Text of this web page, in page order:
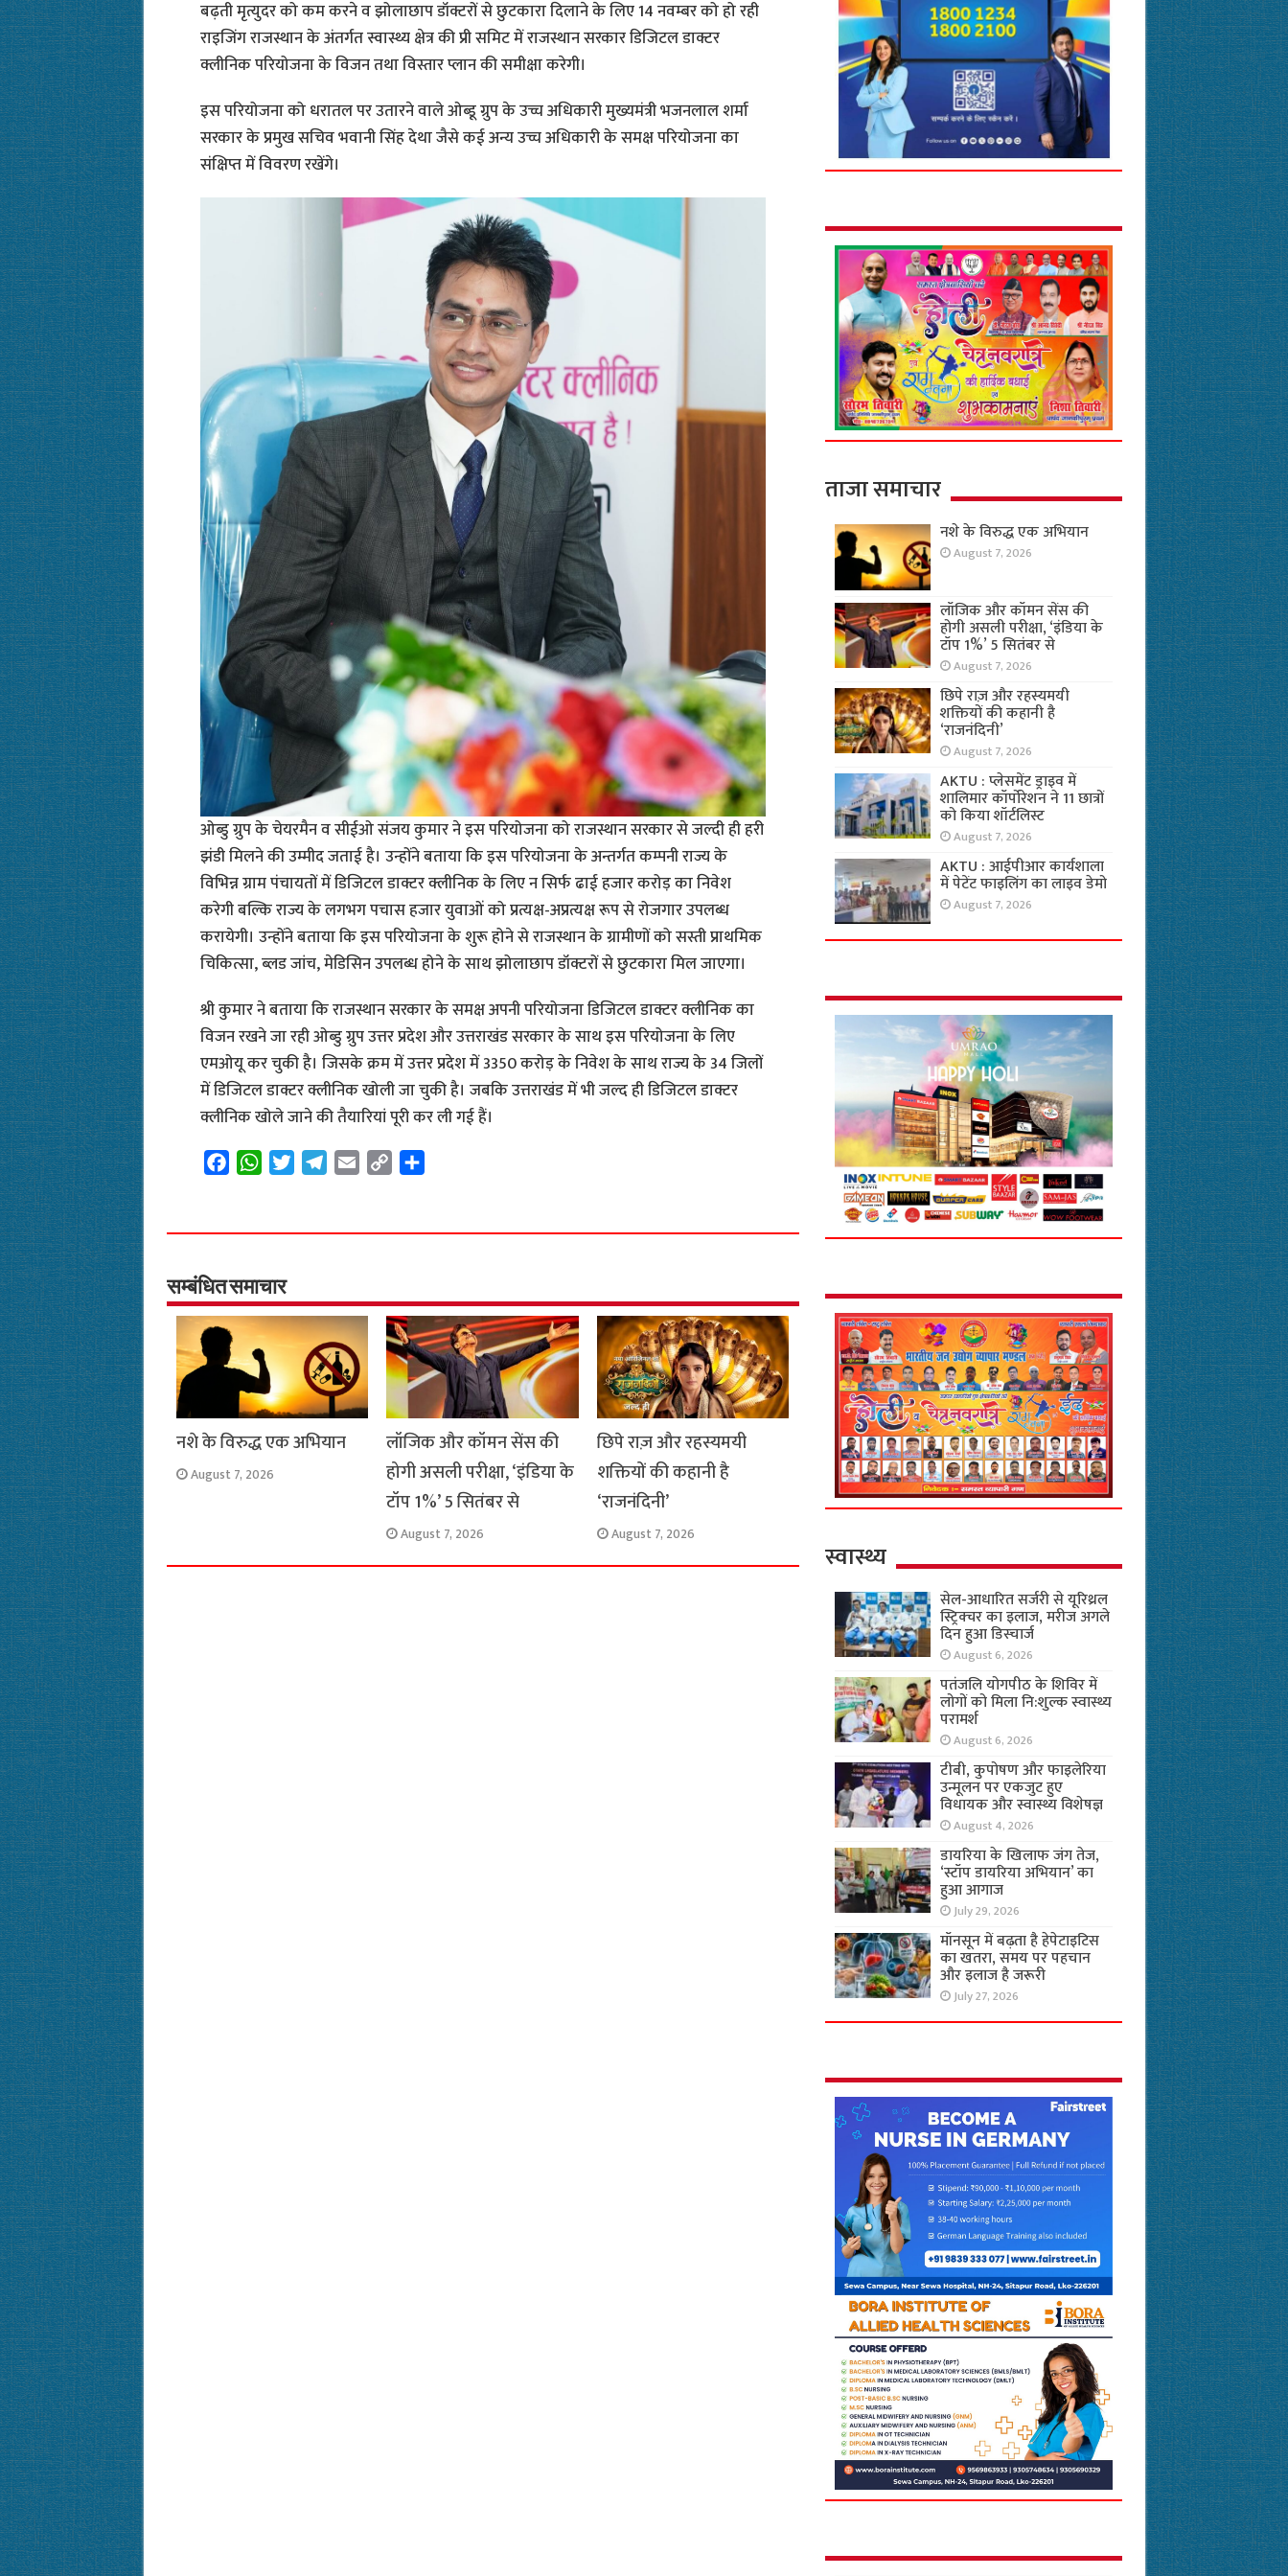
बढ़ती मृत्युदर को कम करने व झोलाछाप डॉक्टरों से छुटकारा दिलाने के लिए 14 नवम्बर को हो रही
राइजिंग राजस्थान के अंतर्गत स्वास्थ्य क्षेत्र की प्री समिट में राजस्थान सरकार डिजिटल डाक्टर
क्लीनिक परियोजना के विजन तथा विस्तार प्लान की समीक्षा करेगी।
इस परियोजना को धरातल पर उतारने वाले ओब्डू ग्रुप के उच्च अधिकारी मुख्यमंत्री भजनलाल शर्मा
सरकार के प्रमुख सचिव भवानी सिंह देथा जैसे कई अन्य उच्च अधिकारी के समक्ष परियोजना का
संक्षिप्त में विवरण रखेंगे।
ओब्डु ग्रुप के चेयरमैन व सीईओ संजय कुमार ने इस परियोजना को राजस्थान सरकार से जल्दी ही हरी
झंडी मिलने की उम्मीद जताई है। उन्होंने बताया कि इस परियोजना के अन्तर्गत कम्पनी राज्य के
विभिन्न ग्राम पंचायतों में डिजिटल डाक्टर क्लीनिक के लिए न सिर्फ ढाई हजार करोड़ का निवेश
करेगी बल्कि राज्य के लगभग पचास हजार युवाओं को प्रत्यक्ष-अप्रत्यक्ष रूप से रोजगार उपलब्ध
करायेगी। उन्होंने बताया कि इस परियोजना के शुरू होने से राजस्थान के ग्रामीणों को सस्ती प्राथमिक
चिकित्सा, ब्लड जांच, मेडिसिन उपलब्ध होने के साथ झोलाछाप डॉक्टरों से छुटकारा मिल जाएगा।
श्री कुमार ने बताया कि राजस्थान सरकार के समक्ष अपनी परियोजना डिजिटल डाक्टर क्लीनिक का
विजन रखने जा रही ओब्डु ग्रुप उत्तर प्रदेश और उत्तराखंड सरकार के साथ इस परियोजना के लिए
एमओयू कर चुकी है। जिसके क्रम में उत्तर प्रदेश में 3350 करोड़ के निवेश के साथ राज्य के 34 जिलों
में डिजिटल डाक्टर क्लीनिक खोली जा चुकी है। जबकि उत्तराखंड में भी जल्द ही डिजिटल डाक्टर
क्लीनिक खोले जाने की तैयारियां पूरी कर ली गई हैं।
F
e
o
o
k
W
t
A
p
p
T
t
r
T
e
a
m
E
i
C
y
n
k
S
r
सम्बंधित समाचार
नशे के विरुद्ध एक अभियान
August 7, 2026
लॉजिक और कॉमन सेंस की
होगी असली परीक्षा, ‘इंडिया के
टॉप 1%’ 5 सितंबर से
August 7, 2026
छिपे राज़ और रहस्यमयी
शक्तियों की कहानी है
‘राजनंदिनी’
August 7, 2026
ताजा समाचार
नशे के विरुद्ध एक अभियान
August 7, 2026
लॉजिक और कॉमन सेंस की
होगी असली परीक्षा, ‘इंडिया के
टॉप 1%’ 5 सितंबर से
August 7, 2026
छिपे राज़ और रहस्यमयी
शक्तियों की कहानी है
‘राजनंदिनी’
August 7, 2026
AKTU : प्लेसमेंट ड्राइव में
शालिमार कॉर्पोरेशन ने 11 छात्रों
को किया शॉर्टलिस्ट
August 7, 2026
AKTU : आईपीआर कार्यशाला
में पेटेंट फाइलिंग का लाइव डेमो
August 7, 2026
स्वास्थ्य
सेल-आधारित सर्जरी से यूरिथ्रल
स्ट्रिक्चर का इलाज, मरीज अगले
दिन हुआ डिस्चार्ज
August 6, 2026
पतंजलि योगपीठ के शिविर में
लोगों को मिला नि:शुल्क स्वास्थ्य
परामर्श
August 6, 2026
टीबी, कुपोषण और फाइलेरिया
उन्मूलन पर एकजुट हुए
विधायक और स्वास्थ्य विशेषज्ञ
August 4, 2026
डायरिया के खिलाफ जंग तेज,
‘स्टॉप डायरिया अभियान’ का
हुआ आगाज
July 29, 2026
मॉनसून में बढ़ता है हेपेटाइटिस
का खतरा, समय पर पहचान
और इलाज है जरूरी
July 27, 2026